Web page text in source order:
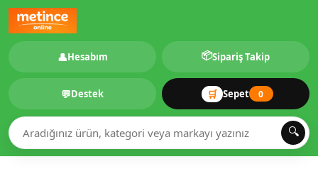
🔍
👤Hesabım 📦Sipariş Takip
💬Destek 🛒 Sepet 0